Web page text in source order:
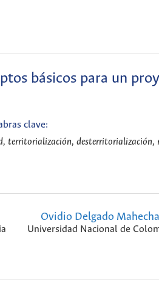
básicos para un
clave:
territorialización, desterritorialización,
Ovidio Delgado Mahecha
Universidad Nacional de